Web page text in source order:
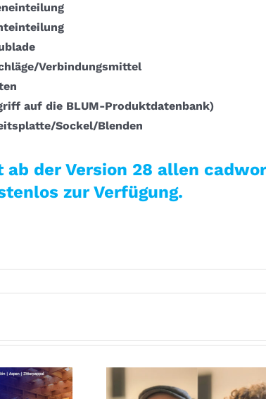
Verbindungsmittel
auf die BLUM-Produktdatenbank)
Sockel/Blenden
ab der Version 28 allen
zur Verfügung.